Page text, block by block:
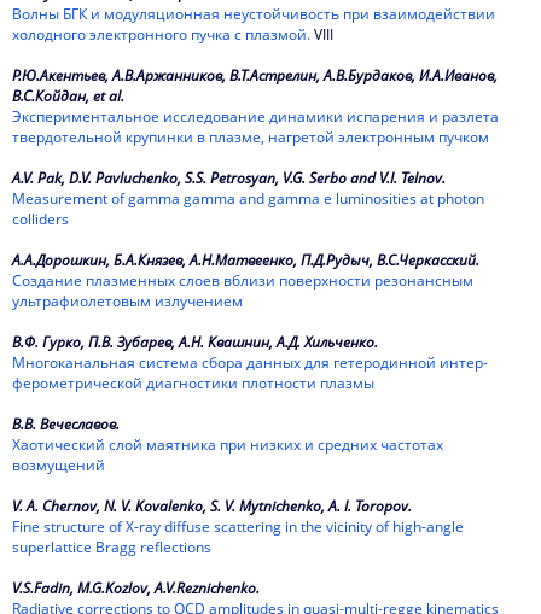
2019
2018
2017
2016
2015
2014
2013
2012
2010
2009
2008
2007
Волны БГК и модуляционная неустойчивость при взаимодействии
холодного электронного пучка с плазмой.VIII
Р.Ю.Акентьев, А.В.Аржанников, В.Т.Астрелин, А.В.Бурдаков, И.А.Иванов,
В.С.Койдан, et al.
Экспериментальное исследование динамики испарения и разлета
твердотельной крупинки в плазме, нагретой электронным пучком
A.V. Pak, D.V. Pavluchenko, S.S. Petrosyan, V.G. Serbo and V.I. Telnov.
Measurement of gamma gamma and gamma e luminosities at photon
colliders
А.А.Дорошкин, Б.А.Князев, А.Н.Матвеенко, П.Д.Рудыч, В.С.Черкасский.
Создание плазменных слоев вблизи поверхности резонансным
ультрафиолетовым излучением
В.Ф. Гурко, П.В. Зубарев, А.Н. Квашнин, А.Д. Хильченко.
Многоканальная система сбора данных для гетеродинной интер-
ферометрической диагностики плотности плазмы
В.В. Вечеславов.
Хаотический слой маятника при низких и средних частотах
возмущений
V. A. Chernov, N. V. Kovalenko, S. V. Mytnichenko, A. I. Toropov.
Fine structure of X-ray diffuse scattering in the vicinity of high-angle
superlattice Bragg reflections
V.S.Fadin, M.G.Kozlov, A.V.Reznichenko.
Radiative corrections to QCD amplitudes in quasi-multi-regge kinematics